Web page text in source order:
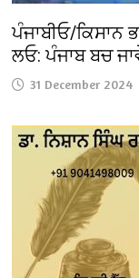
ਪੰਜਾਬੀਓ/ਕਿਸਾਨ
ਲਓ: ਪੰਜਾਬ ਬਚ
31 December 2024